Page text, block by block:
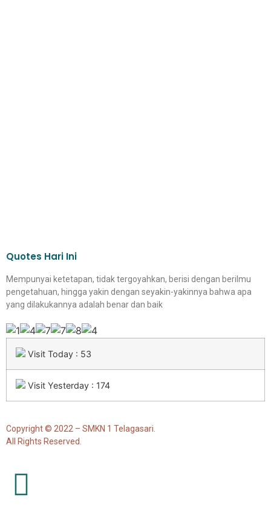
Quotes Hari Ini
Mempunyai ketetapan, tidak tergoyahkan, berisi dengan berilmu
pengetahuan, hingga yakin dengan seyakin-yakinnya bahwa apa
yang dilakukannya adalah benar dan baik
Visit Today : 53
Visit Yesterday : 174
Copyright © 2022 – SMKN 1 Telagasari.
All Rights Reserved.